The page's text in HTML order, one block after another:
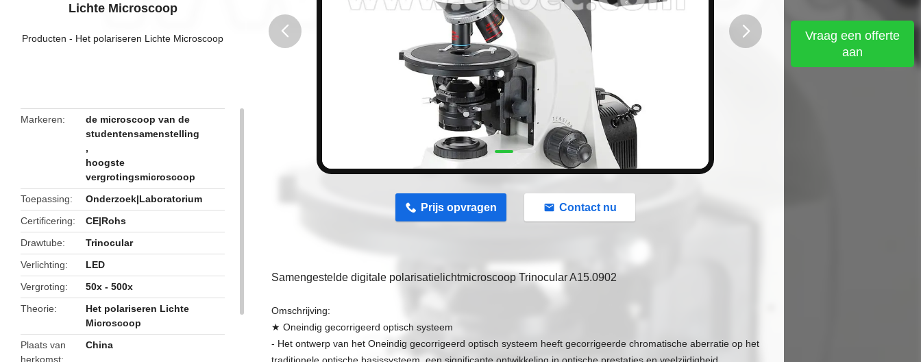
Lichte Microscoop
Producten - Het polariseren Lichte Microscoop
Markeren
de microscoop van de
studentensamenstelling
,
hoogste
vergrotingsmicroscoop
Toepassing
Onderzoek|Laboratorium
Certificering
CE|Rohs
Drawtube
Trinocular
Verlichting
LED
Vergroting
50x - 500x
Theorie
Het polariseren Lichte
Microscoop
Plaats van
herkomst
China
Prijs opvragen Contact nu
Samengestelde digitale polarisatielichtmicroscoop Trinocular A15.0902
Omschrijving:
★ Oneindig gecorrigeerd optisch systeem
- Het ontwerp van het Oneindig gecorrigeerd optisch systeem heeft gecorrigeerde chromatische aberratie op het
Vraag een offerte
aan